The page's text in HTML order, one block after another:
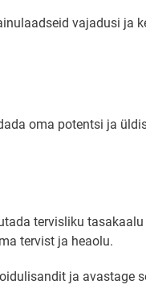
vajadusi
oma potentsi ja
tervisliku
tervist ja heaolu.
ja avastage